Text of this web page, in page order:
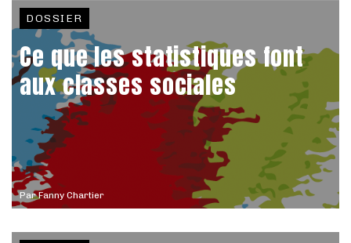
ParFanny Chartier
DOSSIER
Ce que les statistiques font
aux classes sociales